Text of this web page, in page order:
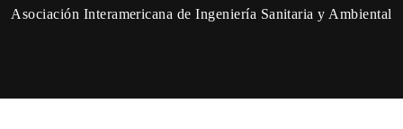
Asociación Interamericana de Ingeniería Sanitaria y Ambiental